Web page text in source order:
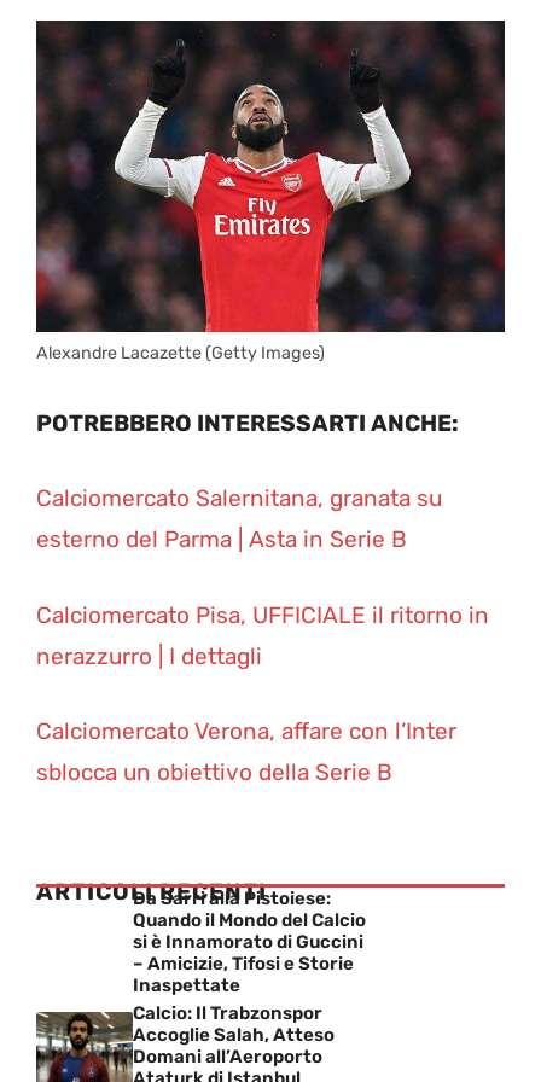
Alexandre Lacazette (Getty Images)
POTREBBERO INTERESSARTI ANCHE:
Calciomercato Salernitana, granata su
esterno del Parma | Asta in Serie B
Calciomercato Pisa, UFFICIALE il ritorno in
nerazzurro | I dettagli
Calciomercato Verona, affare con l’Inter
sblocca un obiettivo della Serie B
ARTICOLI RECENTI
Da Sarri alla Pistoiese:
Quando il Mondo del Calcio
si è Innamorato di Guccini
– Amicizie, Tifosi e Storie
Inaspettate
Calcio: Il Trabzonspor
Accoglie Salah, Atteso
Domani all’Aeroporto